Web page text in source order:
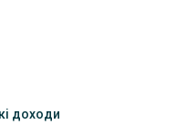
доходи